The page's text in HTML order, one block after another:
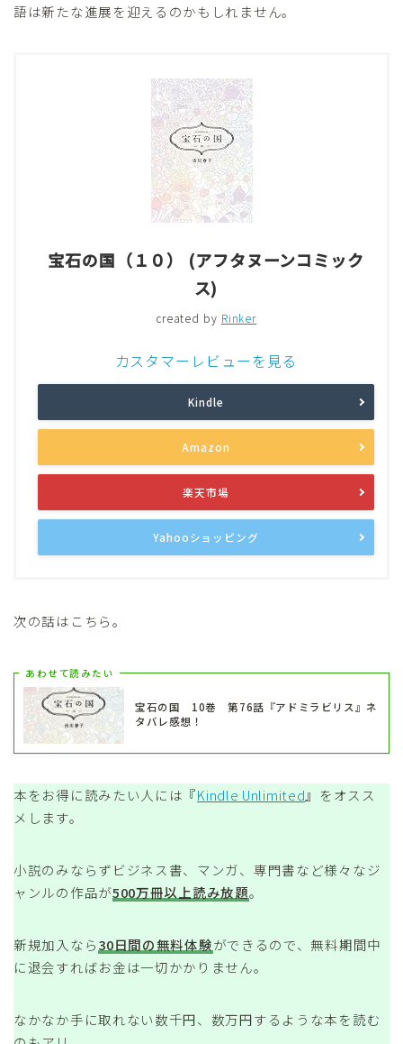
語は新たな進展を迎えるのかもしれません。
宝石の国（１０） (アフタヌーンコミック
ス)
created by Rinker
カスタマーレビューを見る
Kindle
Amazon
楽天市場
Yahooショッピング
次の話はこちら。
あわせて読みたい
宝石の国 10巻 第76話『アドミラビリス』ネ
タバレ感想！
本をお得に読みたい人には『Kindle Unlimited』をオスス
メします。
小説のみならずビジネス書、マンガ、専門書など様々なジ
ャンルの作品が500万冊以上読み放題。
新規加入なら30日間の無料体験ができるので、無料期間中
に退会すればお金は一切かかりません。
なかなか手に取れない数千円、数万円するような本を読む